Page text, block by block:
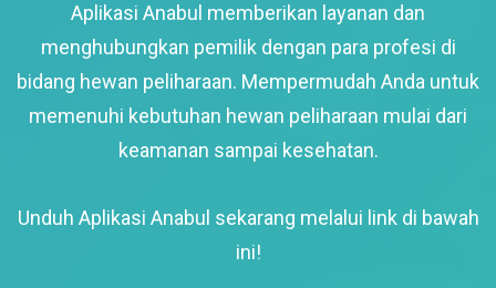
Aplikasi Anabul memberikan layanan dan
menghubungkan pemilik dengan para profesi di
bidang hewan peliharaan. Mempermudah Anda untuk
memenuhi kebutuhan hewan peliharaan mulai dari
keamanan sampai kesehatan.
Unduh Aplikasi Anabul sekarang melalui link di bawah
ini!